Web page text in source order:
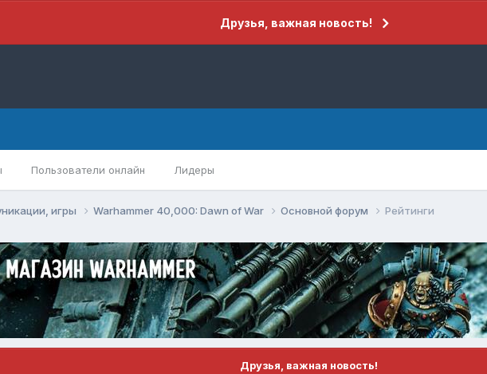
Друзья, важная новость!
Пользователи онлайн Лидеры
игры Warhammer 40,000: Dawn of War Основной форум Рейтинги
Друзья, важная новость!